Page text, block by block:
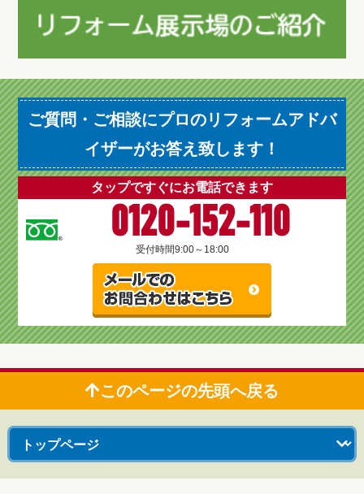
ご質問・ご相談にプロのリフォームアドバ
イザーがお答え致します！
タップですぐにお電話できます
0120-152-110
受付時間9:00～18:00
このページの先頭へ戻る